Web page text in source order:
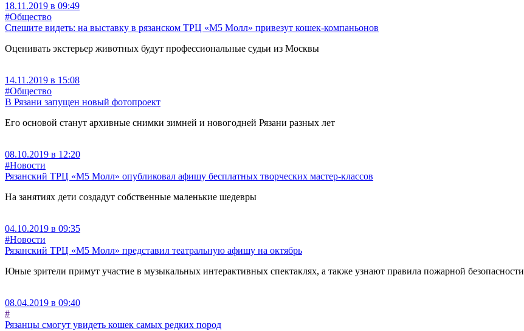
18.11.2019 в 09:49
#Общество
Спешите видеть: на выставку в рязанском ТРЦ «М5 Молл» привезут кошек-компаньонов
Оценивать экстерьер животных будут профессиональные судьи из Москвы
14.11.2019 в 15:08
#Общество
В Рязани запущен новый фотопроект
Его основой станут архивные снимки зимней и новогодней Рязани разных лет
08.10.2019 в 12:20
#Новости
Рязанский ТРЦ «М5 Молл» опубликовал афишу бесплатных творческих мастер-классов
На занятиях дети создадут собственные маленькие шедевры
04.10.2019 в 09:35
#Новости
Рязанский ТРЦ «М5 Молл» представил театральную афишу на октябрь
Юные зрители примут участие в музыкальных интерактивных спектаклях, а также узнают правила пожарной безопасности
08.04.2019 в 09:40
#
Рязанцы смогут увидеть кошек самых редких пород